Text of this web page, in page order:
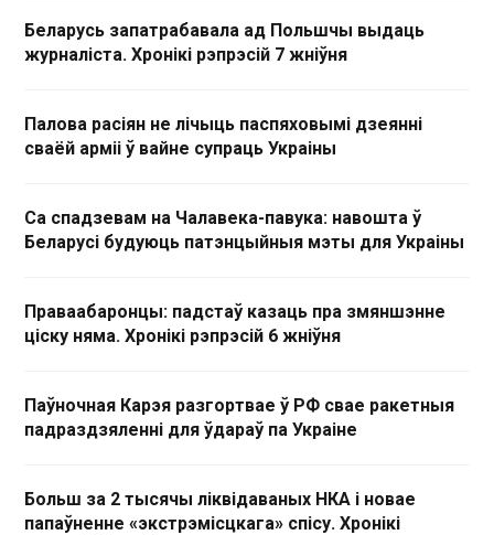
Беларусь запатрабавала ад Польшчы выдаць
журналіста. Хронікі рэпрэсій 7 жніўня
Палова расіян не лічыць паспяховымі дзеянні
сваёй арміі ў вайне супраць Украіны
Са спадзевам на Чалавека-павука: навошта ў
Беларусі будуюць патэнцыйныя мэты для Украіны
Праваабаронцы: падстаў казаць пра змяншэнне
ціску няма. Хронікі рэпрэсій 6 жніўня
Паўночная Карэя разгортвае ў РФ свае ракетныя
падраздзяленні для ўдараў па Украіне
Больш за 2 тысячы ліквідаваных НКА і новае
папаўненне «экстрэмісцкага» спісу. Хронікі